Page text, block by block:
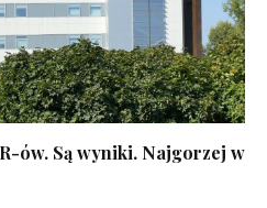
ów. Są wyniki. Najgorzej w